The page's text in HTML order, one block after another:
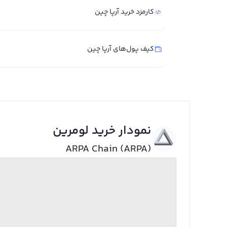
کارمزد خرید آرپا چین
کیف پول‌های آرپا چین
نمودار خرید لومرین
ARPA Chain (ARPA)